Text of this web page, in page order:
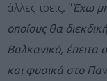
άλλες τρεις. “Έχω
οποίους θα
Βαλκανικό, έπειτα
και φυσικά στο